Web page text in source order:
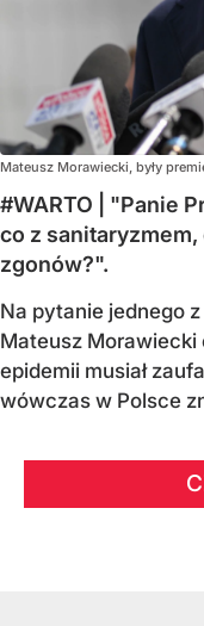
Mateusz Morawiecki, były
#WARTO | "Panie
co z
zgonów?".
Na pytanie jednego
Mateusz Morawiecki
epidemii musiał
wówczas w Polsce